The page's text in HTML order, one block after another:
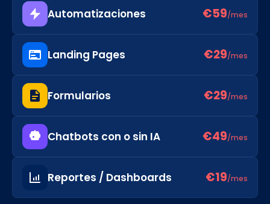
Automatizaciones €59/mes
Landing Pages €29/mes
Formularios €29/mes
Chatbots con o sin IA €49/mes
Reportes / Dashboards €19/mes